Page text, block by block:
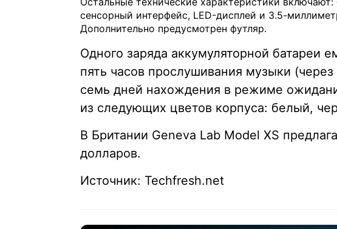
сенсорный интерфейс, LED-дисплей и 3.5-
Дополнительно предусмотрен футляр.
Одного заряда аккумуляторной батареи
пять часов прослушивания музыки
семь дней нахождения в режиме
из следующих цветов корпуса: белый,
В Британии Geneva Lab Model XS
долларов.
Источник: Techfresh.net